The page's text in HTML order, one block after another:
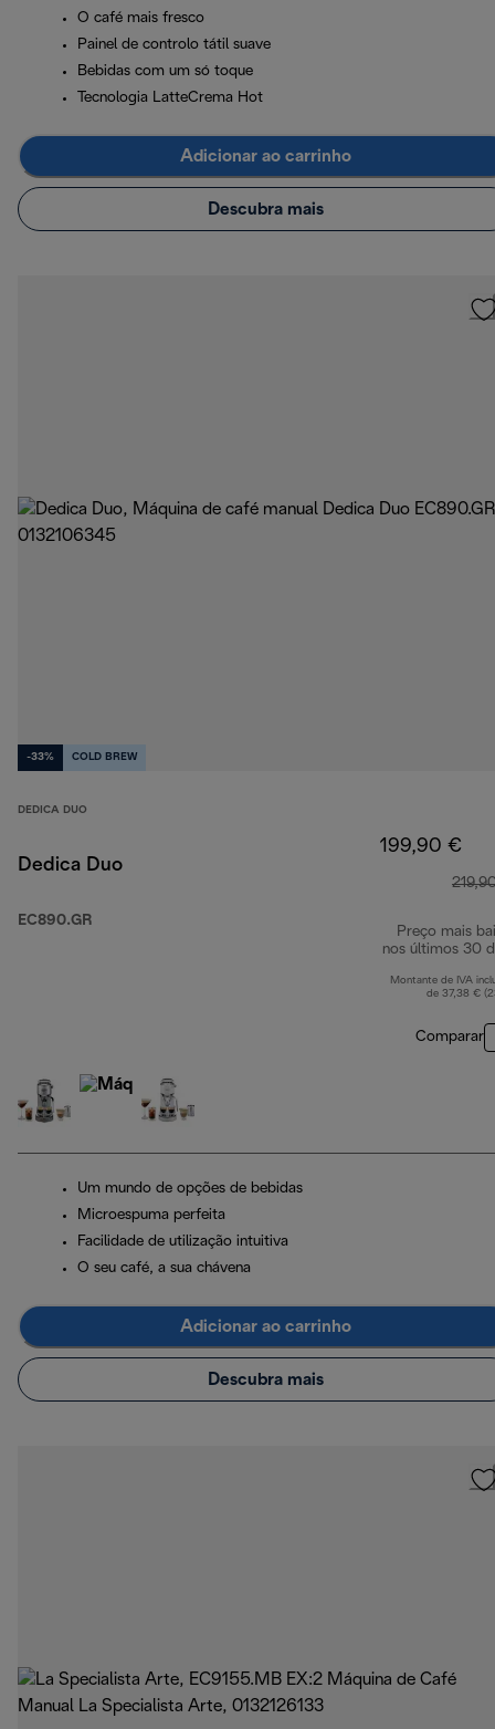
O café mais fresco
Painel de controlo tátil suave
Bebidas com um só toque
Tecnologia LatteCrema Hot
Adicionar ao carrinho
Descubra mais
-33% COLD BREW
DEDICA DUO
Dedica Duo
EC890.GR
199,90 €
Preço mais
nos últimos 30
Montante de IVA
de 37,38 €
Comparar
Um mundo de opções de bebidas
Microespuma perfeita
Facilidade de utilização intuitiva
O seu café, a sua chávena
Adicionar ao carrinho
Descubra mais